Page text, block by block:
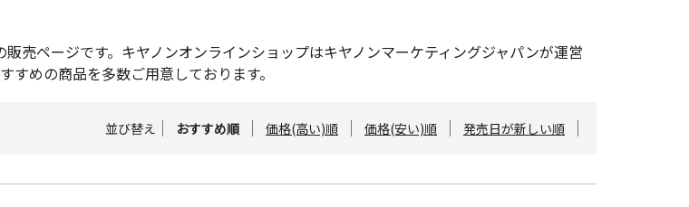
販売ページです。キヤノンオンラインショップはキヤノンマーケティングジャパンが運営
すめの商品を多数ご用意しております。
並び替え おすすめ順 価格(高い)順 価格(安い)順 発売日が新しい順